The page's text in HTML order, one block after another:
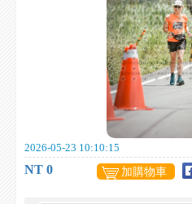
2026-05-23 10:10:15
NT 0 加購物車